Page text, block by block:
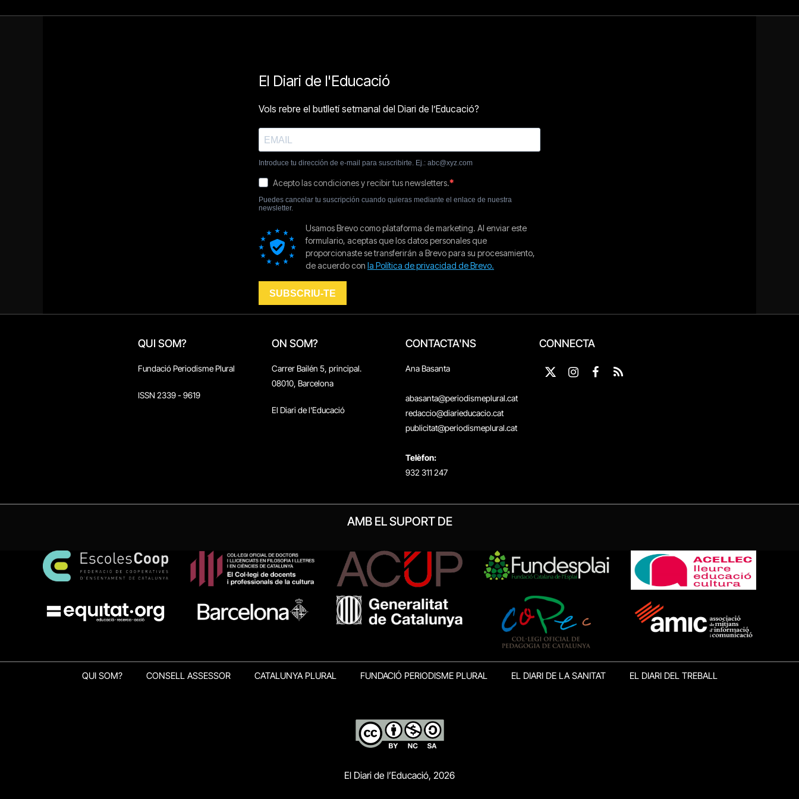
QUI SOM?
Fundació Periodisme Plural
ISSN 2339 - 9619
ON SOM?
Carrer Bailén 5, principal.
08010, Barcelona
El Diari de l'Educació
CONTACTA'NS
Ana Basanta
abasanta@periodismeplural.cat
redaccio@diarieducacio.cat
publicitat@periodismeplural.cat
Telèfon:
932 311 247
CONNECTA
X
Instagram
Facebook
RSS
AMB EL SUPORT DE
QUI SOM? CONSELL ASSESSOR CATALUNYA PLURAL FUNDACIÓ PERIODISME PLURAL EL DIARI DE LA SANITAT EL DIARI DEL TREBALL
El Diari de l’Educació, 2026